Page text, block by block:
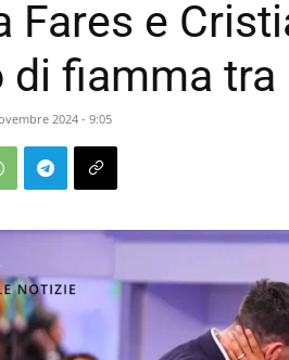
Fares e
di fiamma tra
2024 - 9:05